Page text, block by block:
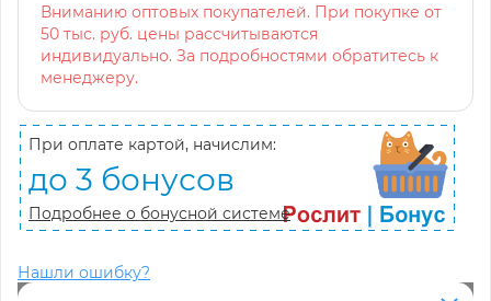
Вниманию оптовых покупателей. При покупке от
50 тыс. руб. цены рассчитываются
индивидуально. За подробностями обратитесь к
менеджеру.
При оплате картой, начислим:
до 3 бонусов
Подробнее о бонусной системе
Нашли ошибку?